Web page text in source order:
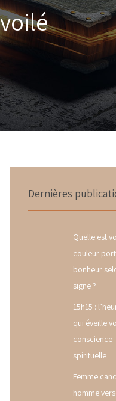
Dernières
Quelle est
couleur
bonheur
signe ?
15h15 :
qui éveille
conscience
spirituelle
Femme
homme